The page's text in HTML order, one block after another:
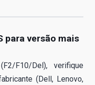
para versão mais
F10/Del), verifique
(Dell, Lenovo,